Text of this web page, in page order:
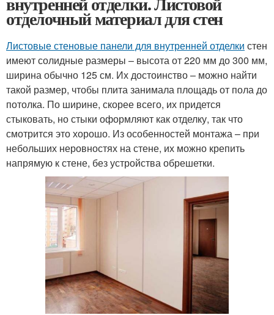
отделочный материал для стен
Листовые стеновые панели для внутренней отделки стен
имеют солидные размеры – высота от 220 мм до 300 мм,
ширина обычно 125 см. Их достоинство – можно найти
такой размер, чтобы плита занимала площадь от пола до
потолка. По ширине, скорее всего, их придется
стыковать, но стыки оформляют как отделку, так что
смотрится это хорошо. Из особенностей монтажа – при
небольших неровностях на стене, их можно крепить
напрямую к стене, без устройства обрешетки.